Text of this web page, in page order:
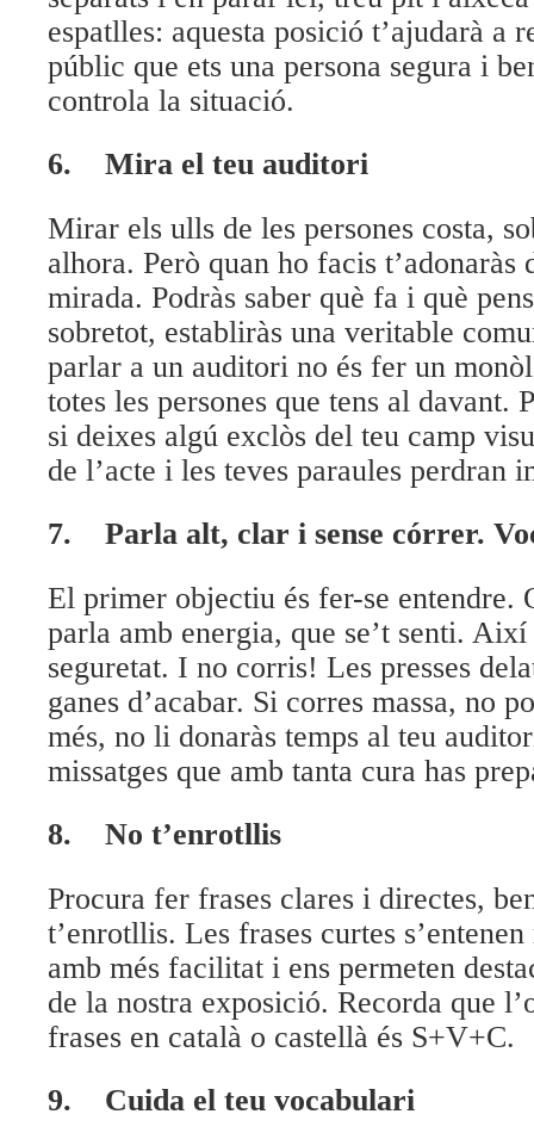
espatlles: aquesta posició t’ajudarà a
públic que ets una persona segura i
controla la situació.
6. Mira el teu auditori
Mirar els ulls de les persones costa,
alhora. Però quan ho facis t’adonaràs
mirada. Podràs saber què fa i què
sobretot, establiràs una veritable
parlar a un auditori no és fer un
totes les persones que tens al davant.
si deixes algú exclòs del teu camp
de l’acte i les teves paraules perdran
7. Parla alt, clar i sense córrer.
El primer objectiu és fer-se entendre.
parla amb energia, que se’t senti. Així
seguretat. I no corris! Les presses
ganes d’acabar. Si corres massa, no
més, no li donaràs temps al teu
missatges que amb tanta cura has
8. No t’enrotllis
Procura fer frases clares i directes,
t’enrotllis. Les frases curtes
amb més facilitat i ens permeten
de la nostra exposició. Recorda que
frases en català o castellà és S+V+C.
9. Cuida el teu vocabulari